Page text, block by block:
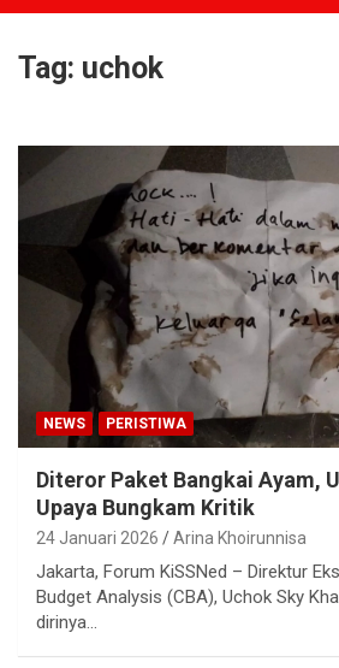
Tag: uchok
NEWS PERISTIWA
Diteror Paket Bangkai Ayam,
Upaya Bungkam Kritik
24 Januari 2026 Arina Khoirunnisa
Jakarta, Forum KiSSNed – Direktur
Budget Analysis (CBA), Uchok Sky
dirinya…